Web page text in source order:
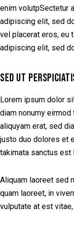
enim volutpSectetur
adipiscing elit, sed
vel placerat eros, eu
adipiscing elit, sed
SED UT
Lorem ipsum dolor
diam nonumy
aliquyam erat, sed
justo duo dolores et
takimata sanctus est
Aliquam laoreet sed
quam laoreet, in
vulputate at est